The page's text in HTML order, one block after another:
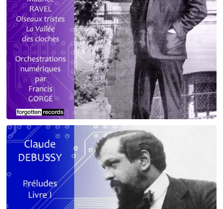
Debussy - Schmitt - Ravel
orchestrations numériques par Francis Gorgé